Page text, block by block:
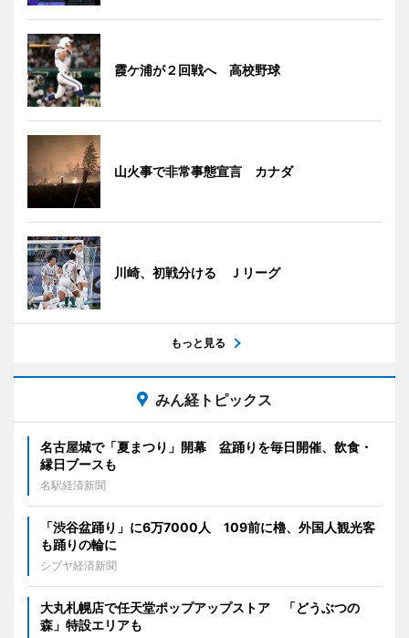
霞ケ浦が２回戦へ 高校野球
山火事で非常事態宣言 カナダ
川崎、初戦分ける Ｊリーグ
もっと見る
みん経トピックス
名古屋城で「夏まつり」開幕 盆踊りを毎日開催、飲食・
縁日ブースも
名駅経済新聞
「渋谷盆踊り」に6万7000人 109前に櫓、外国人観光客
も踊りの輪に
シブヤ経済新聞
大丸札幌店で任天堂ポップアップストア 「どうぶつの
森」特設エリアも